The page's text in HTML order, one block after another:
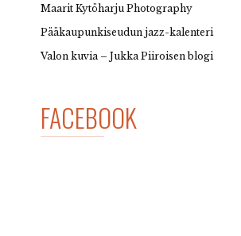
Maarit Kytöharju Photography
Pääkaupunkiseudun jazz-kalenteri
Valon kuvia – Jukka Piiroisen blogi
FACEBOOK